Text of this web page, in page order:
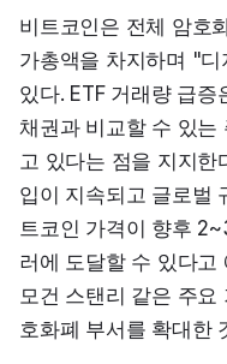
비트코인은 전체 암호
가총액을 차지하며 "
있다. ETF 거래량 급
채권과 비교할 수 있는
고 있다는 점을 지지한
입이 지속되고 글로벌
트코인 가격이 향후
러에 도달할 수 있다고
모건 스탠리 같은 주요
호화폐 부서를 확대한